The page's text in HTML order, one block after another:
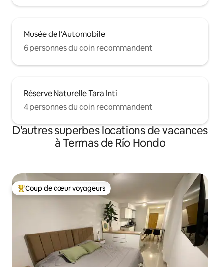
Musée de l'Automobile
6 personnes du coin recommandent
Réserve Naturelle Tara Inti
4 personnes du coin recommandent
D'autres superbes locations de vacances
à Termas de Río Hondo
Coup de cœur voyageurs parmi les plus aimés
Coup de cœur voyageurs